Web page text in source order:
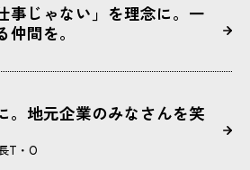
事じゃない」を理念に。一
間を。
。地元企業のみなさんを笑
T・O